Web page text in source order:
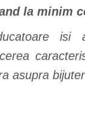
la minim
asupra